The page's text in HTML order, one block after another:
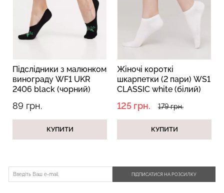
Підслідники з малюнком
винограду WF1 UKR
2406 black (чорний)
89 грн.
КУПИТИ
Жіночі короткі
шкарпетки (2 пари) WS1
CLASSIC white (білий)
125 грн. 179 грн.
КУПИТИ
ПІДПИСАТИСЯ НА РОЗСИЛКУ
Безшовний топ з легкою
корекцією BRA
SHAPEWEAR nude
(бежевий) Giulia
Велосипедки з пуш-ап
ефектом безшовні
TRACKS SHAPE black
(чорний) Giulia